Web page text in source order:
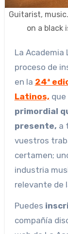
Guitarist,
on a black
La Academia Latina de la Grabación ha abierto el
proceso de
en la 24ª
Latinos,
primordial
presente, a
vuestros
certamen;
industria
relevante de
Puedes
compañía